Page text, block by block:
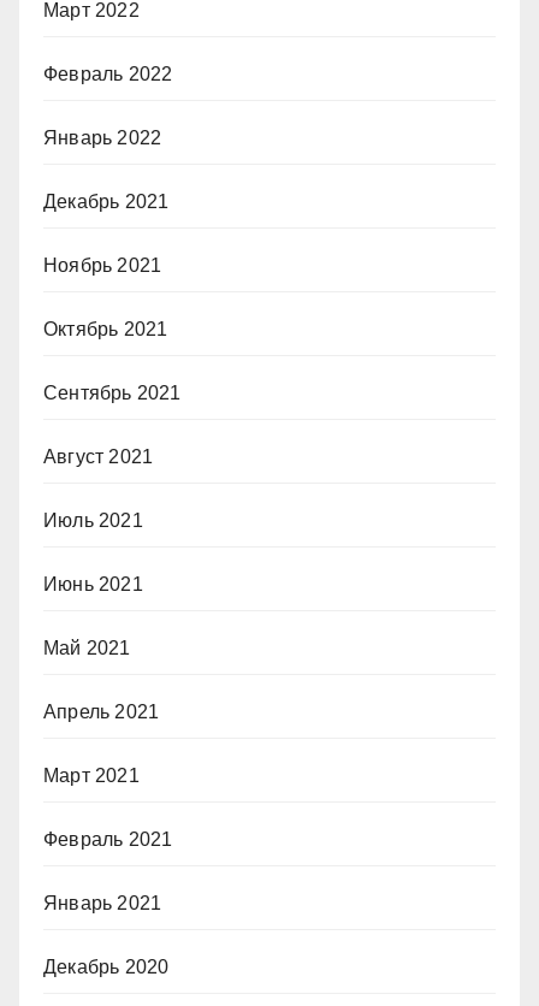
Март 2022
Февраль 2022
Январь 2022
Декабрь 2021
Ноябрь 2021
Октябрь 2021
Сентябрь 2021
Август 2021
Июль 2021
Июнь 2021
Май 2021
Апрель 2021
Март 2021
Февраль 2021
Январь 2021
Декабрь 2020